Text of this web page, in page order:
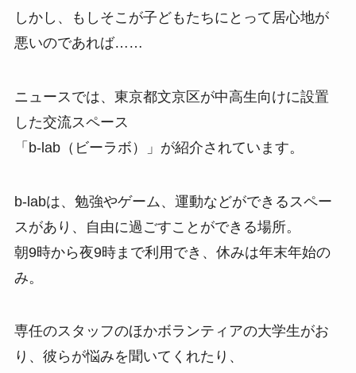
しかし、もしそこが子どもたちにとって居心地が
悪いのであれば……
ニュースでは、東京都文京区が中高生向けに設置
した交流スペース
「b-lab（ビーラボ）」が紹介されています。
b-labは、勉強やゲーム、運動などができるスペー
スがあり、自由に過ごすことができる場所。
朝9時から夜9時まで利用でき、休みは年末年始の
み。
専任のスタッフのほかボランティアの大学生がお
り、彼らが悩みを聞いてくれたり、